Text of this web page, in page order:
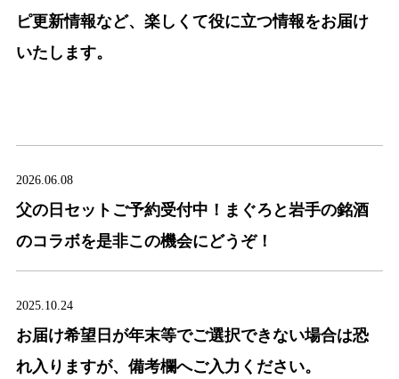
ピ更新情報など、楽しくて役に立つ情報をお届け
いたします。
2026.06.08
父の日セットご予約受付中！まぐろと岩手の銘酒
のコラボを是非この機会にどうぞ！
2025.10.24
お届け希望日が年末等でご選択できない場合は恐
れ入りますが、備考欄へご入力ください。